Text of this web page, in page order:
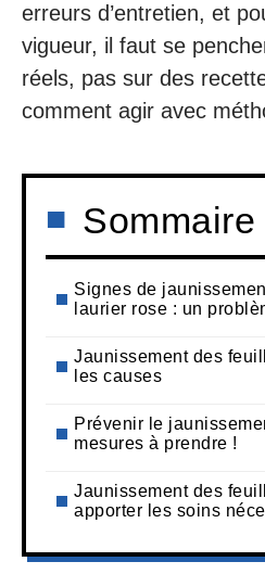
erreurs d’entretien, et
vigueur, il faut se
réels, pas sur des
comment agir avec
Sommaire
Signes de
laurier rose : un
Jaunissement des
les causes
Prévenir le
mesures à prendre !
Jaunissement des
apporter les soins